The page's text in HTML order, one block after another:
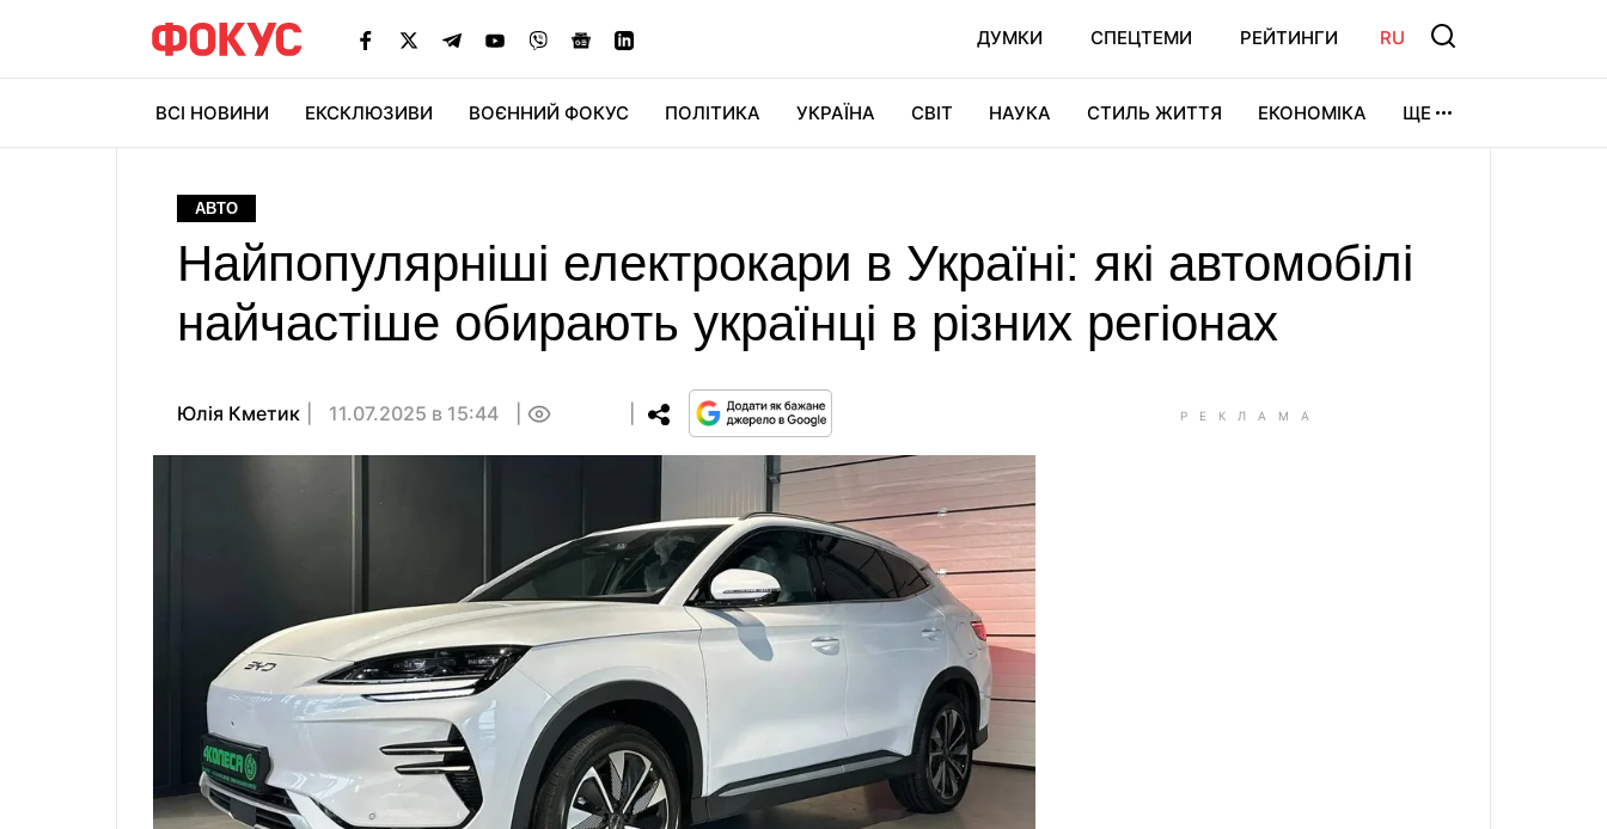
ДУМКИ СПЕЦТЕМИ РЕЙТИНГИ RU
ВСІ НОВИНИ ЕКСКЛЮЗИВИ ВОЄННИЙ ФОКУС ПОЛІТИКА УКРАЇНА СВІТ НАУКА СТИЛЬ ЖИТТЯ ЕКОНОМІКА ЩЕ
АВТО
Найпопулярніші електрокари в Україні: які автомобілі
найчастіше обирають українці в різних регіонах
Юлія Кметик 11.07.2025 в 15:44